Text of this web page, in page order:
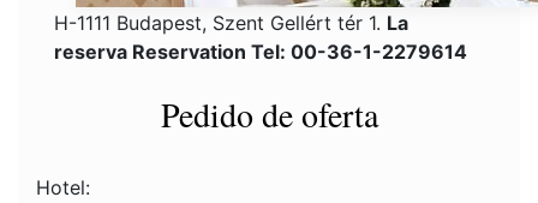
H-1111 Budapest, Szent Gellért tér 1. La
reserva Reservation Tel: 00-36-1-2279614
Pedido de oferta
Hotel: